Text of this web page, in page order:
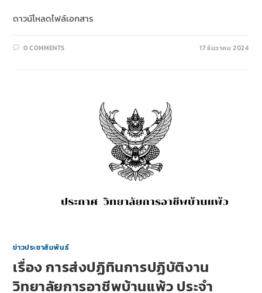
ดาวน์โหลดไฟล์เอกสาร
0 COMMENTS 17 ธันวาคม 2024
ข่าวประชาสัมพันธ์
เรื่อง การส่งปฏิทินการปฏิบัติงาน
วิทยาลัยการอาชีพบ้านแพ้ว ประจำ